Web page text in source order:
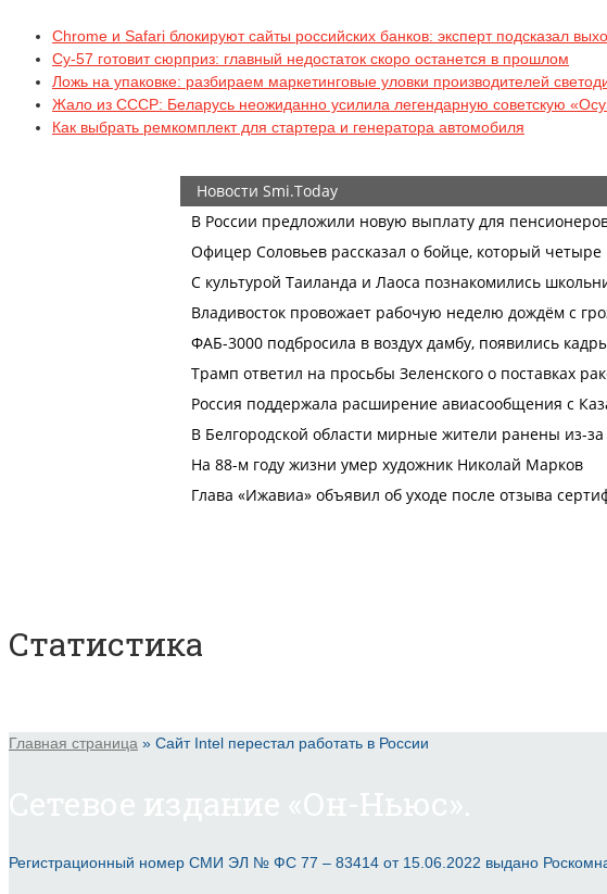
Chrome и Safari блокируют сайты российских банков: эксперт подсказал
Су-57 готовит сюрприз: главный недостаток скоро останется в прошлом
Ложь на упаковке: разбираем маркетинговые уловки производителей
Жало из СССР: Беларусь неожиданно усилила легендарную советскую
Как выбрать ремкомплект для стартера и генератора автомобиля
Статистика
Главная страница » Сайт Intel перестал работать в России
Регистрационный номер СМИ ЭЛ № ФС 77 – 83414 от 15.06.2022 выдано